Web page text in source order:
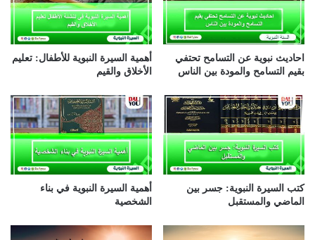
ل
ك
ت
ي
احاديث نبوية عن التسامح تحتفي
بقيم التسامح والمودة بين الناس
أهمية السيرة النبوية للأطفال: تعليم
الأخلاق والقيم
كتب السيرة النبوية: جسر بين
الماضي والمستقبل
أهمية السيرة النبوية في بناء
الشخصية